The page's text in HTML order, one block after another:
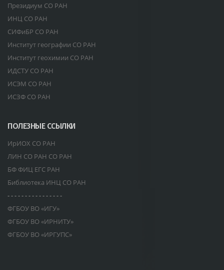
Президиум СО РАН
ИНЦ СО РАН
СИФиБР СО РАН
Институт географии СО РАН
Институт геохимии СО РАН
ИДСТУ СО РАН
ИСЭМ СО РАН
ИСЗФ СО РАН
ПОЛЕЗНЫЕ ССЫЛКИ
ИрИОХ СО РАН
ЛИН СО РАН СО РАН
БФ ФИЦ ЕГС РАН
Библиотека ИНЦ СО РАН
- - - - - - - - - - - - - - - -
ФГБОУ ВО «ИГУ»
ФГБОУ ВО «ИРНИТУ»
ФГБОУ ВО «ИРГУПС»